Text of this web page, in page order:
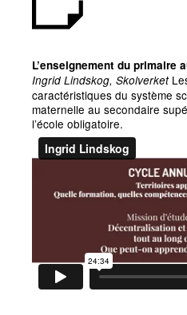
L’enseignement du primaire
Ingrid Lindskog, Skolverket
caractéristiques du système
maternelle au secondaire
l’école obligatoire.